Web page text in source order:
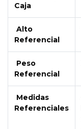
Caja
Alto
Referencial
Peso
Referencial
Medidas
Referenciales